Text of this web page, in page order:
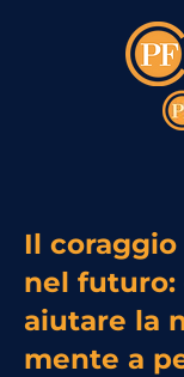
Il
nel futuro:
aiutare la
mente a